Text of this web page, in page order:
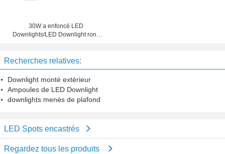
30W a enfoncé LED
Downlights/LED Downlight rond
Recherches relatives:
Downlight monté extérieur
Ampoules de LED Downlight
downlights menés de plafond
LED Spots encastrés
Regardez tous les produits